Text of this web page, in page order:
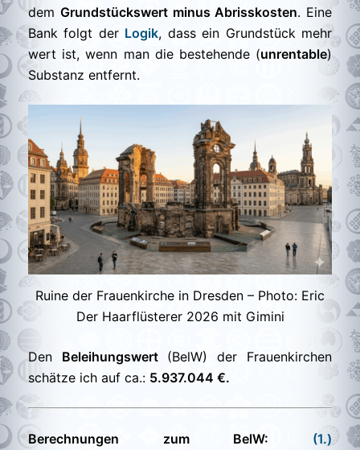
dem Grundstückswert minus Abrisskosten. Eine
Bank folgt der Logik, dass ein Grundstück mehr
wert ist, wenn man die bestehende (unrentable)
Substanz entfernt.
Ruine der Frauenkirche in Dresden – Photo: Eric
Der Haarflüsterer 2026 mit Gimini
Den Beleihungswert (BelW) der Frauenkirchen
schätze ich auf ca.: 5.937.044 €.
Berechnungen zum BelW: (1.)